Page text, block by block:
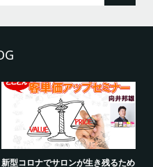
新型コロナでサロンが生き残るため